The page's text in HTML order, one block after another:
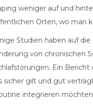
weniger auf und
Orten, wo man
Studien haben auf
von chronischen
Ein
sicher gilt und gut
integrieren